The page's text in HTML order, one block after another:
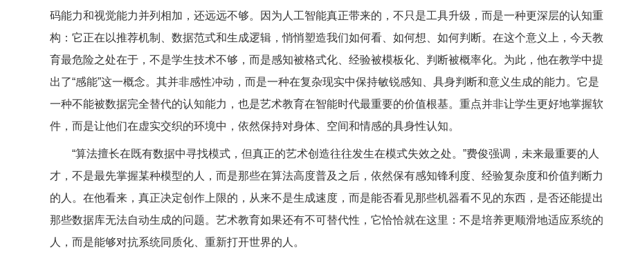
码能力和视觉能力并列相加，还远远不够。因为人工智能真正带来的，不只是工具升级，而是一种更深层的认知重
构：它正在以推荐机制、数据范式和生成逻辑，悄悄塑造我们如何看、如何想、如何判断。在这个意义上，今天教
育最危险之处在于，不是学生技术不够，而是感知被格式化、经验被模板化、判断被概率化。为此，他在教学中提
出了“感能”这一概念。其并非感性冲动，而是一种在复杂现实中保持敏锐感知、具身判断和意义生成的能力。它是
一种不能被数据完全替代的认知能力，也是艺术教育在智能时代最重要的价值根基。重点并非让学生更好地掌握软
件，而是让他们在虚实交织的环境中，依然保持对身体、空间和情感的具身性认知。
“算法擅长在既有数据中寻找模式，但真正的艺术创造往往发生在模式失效之处。”费俊强调，未来最重要的人
才，不是最先掌握某种模型的人，而是那些在算法高度普及之后，依然保有感知锋利度、经验复杂度和价值判断力
的人。在他看来，真正决定创作上限的，从来不是生成速度，而是能否看见那些机器看不见的东西，是否还能提出
那些数据库无法自动生成的问题。艺术教育如果还有不可替代性，它恰恰就在这里：不是培养更顺滑地适应系统的
人，而是能够对抗系统同质化、重新打开世界的人。